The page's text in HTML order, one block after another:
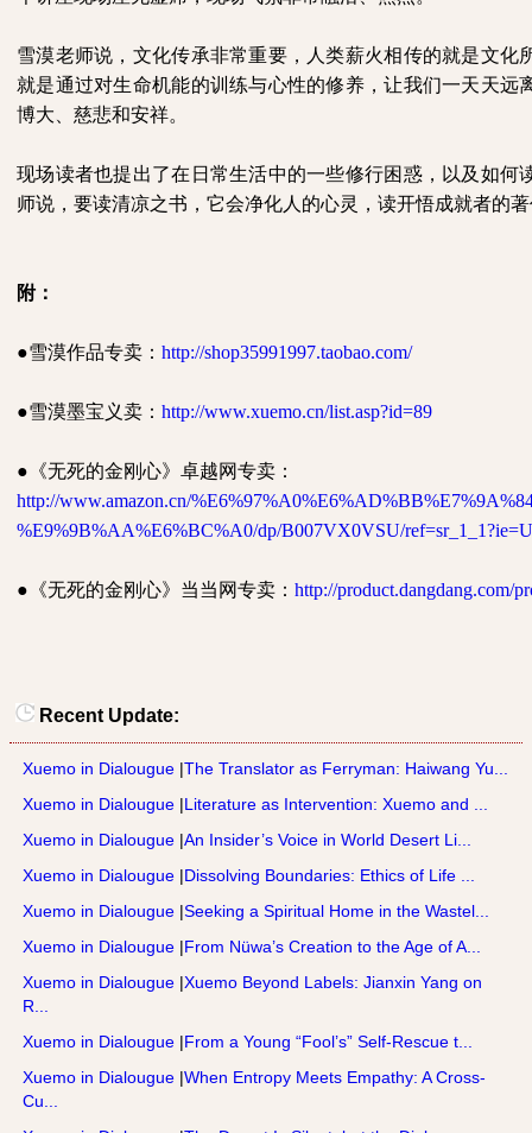
雪漠老师说，文化传承非常重要，人类薪火相传的就是文化
就是通过对生命机能的训练与心性的修养，让我们一天天远
博大、慈悲和安祥。
现场读者也提出了在日常生活中的一些修行困惑，以及如何
师说，要读清凉之书，它会净化人的心灵，读开悟成就者的
附：
●雪漠作品专卖： http://shop35991997.taobao.com/
●雪漠墨宝义卖： http://www.xuemo.cn/list.asp?id=89
●《无死的金刚心》卓越网专卖：
http://www.amazon.cn/
%E9%9B%AA%E6%BC%A0/dp/B007VX0VSU/
●《无死的金刚心》当当网专卖： http://product.dangdang.com/
Recent Update:
Xuemo in Dialougue |The Translator as Ferryman: Haiwang Yu...
Xuemo in Dialougue |Literature as Intervention: Xuemo and ...
Xuemo in Dialougue |An Insider’s Voice in World Desert Li...
Xuemo in Dialougue |Dissolving Boundaries: Ethics of Life ...
Xuemo in Dialougue |Seeking a Spiritual Home in the Wastel...
Xuemo in Dialougue |From Nüwa’s Creation to the Age of A...
Xuemo in Dialougue |Xuemo Beyond Labels: Jianxin Yang on
R...
Xuemo in Dialougue |From a Young “Fool’s” Self-Rescue t...
Xuemo in Dialougue |When Entropy Meets Empathy: A Cross-
Cu...